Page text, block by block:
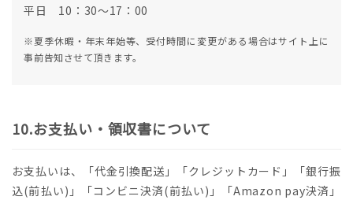
平日 10：30～17：00
※夏季休暇・年末年始等、受付時間に変更がある場合はサイト上に
事前告知させて頂きます。
お支払い・領収書について
お支払いは、「代金引換配送」「クレジットカード」「銀行振
込(前払い)」「コンビニ決済(前払い)」「Amazon pay決済」